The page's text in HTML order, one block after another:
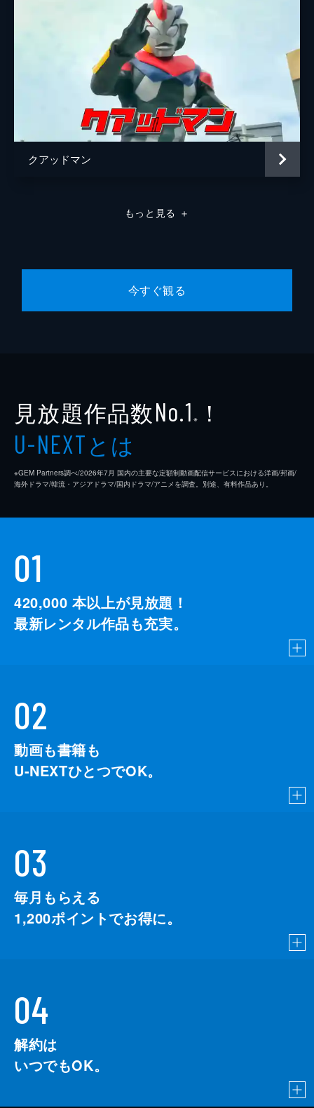
クアッドマン
もっと見る ＋
今すぐ観る
見放題作品数No.1 ※ ！
U-NEXTとは
※GEM Partners調べ/2026年7⽉ 国内の主要な定額制動画配信サービスにおける洋画/邦画/
海外ドラマ/韓流・アジアドラマ/国内ドラマ/アニメを調査。別途、有料作品あり。
01
420,000 本以上が見放題！
最新レンタル作品も充実。
02
動画も書籍も
U-NEXTひとつでOK。
03
毎月もらえる
1,200ポイントでお得に。
04
解約は
いつでもOK。